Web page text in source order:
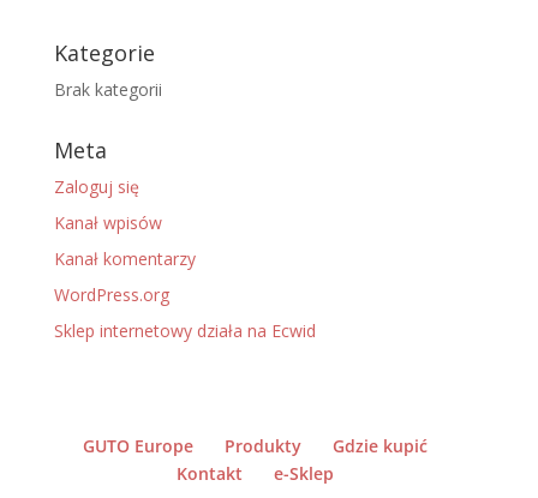
Kategorie
Brak kategorii
Meta
Zaloguj się
Kanał wpisów
Kanał komentarzy
WordPress.org
Sklep internetowy działa na Ecwid
GUTO Europe Produkty
Gdzie kupić
Kontakt
e-Sklep